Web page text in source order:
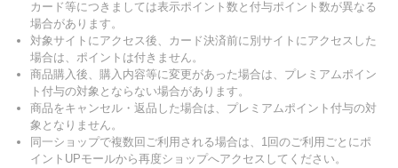
カード等につきましては表示ポイント数と付与ポイント数が異なる
場合があります。
対象サイトにアクセス後、カード決済前に別サイトにアクセスした
場合は、ポイントは付きません。
商品購入後、購入内容等に変更があった場合は、プレミアムポイン
ト付与の対象とならない場合があります。
商品をキャンセル・返品した場合は、プレミアムポイント付与の対
象となりません。
同一ショップで複数回ご利用される場合は、1回のご利用ごとにポ
イントUPモールから再度ショップへアクセスしてください。